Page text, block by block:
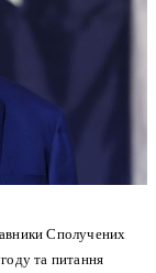
Сполучених
та питання